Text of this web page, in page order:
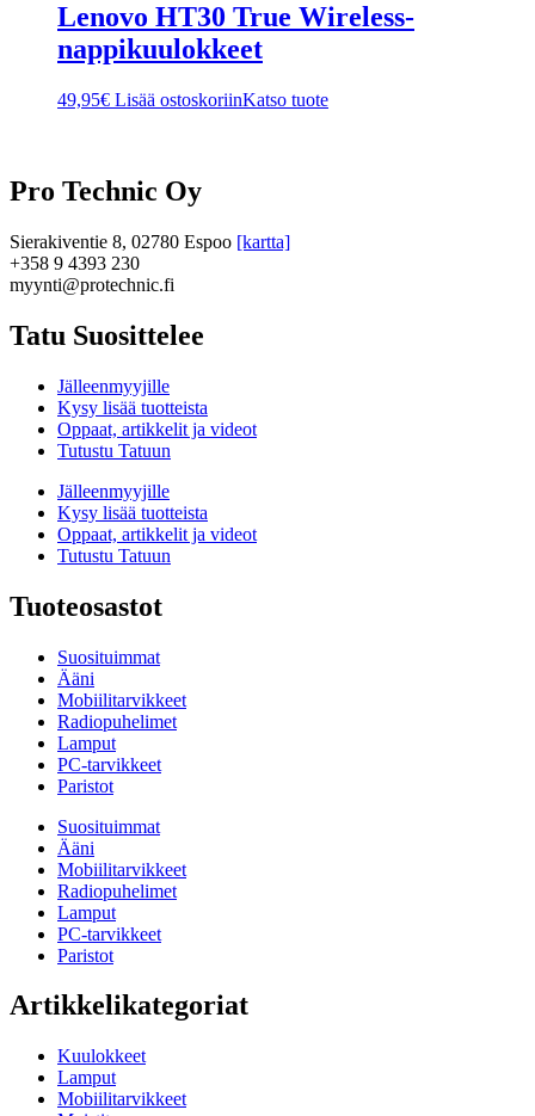
Lenovo HT30 True Wireless-
nappikuulokkeet
49,95€ Lisää ostoskoriinKatso tuote
Pro Technic Oy
Sierakiventie 8, 02780 Espoo [kartta]
+358 9 4393 230
myynti@protechnic.fi
Tatu Suosittelee
Jälleenmyyjille
Kysy lisää tuotteista
Oppaat, artikkelit ja videot
Tutustu Tatuun
Jälleenmyyjille
Kysy lisää tuotteista
Oppaat, artikkelit ja videot
Tutustu Tatuun
Tuoteosastot
Suosituimmat
Ääni
Mobiilitarvikkeet
Radiopuhelimet
Lamput
PC-tarvikkeet
Paristot
Suosituimmat
Ääni
Mobiilitarvikkeet
Radiopuhelimet
Lamput
PC-tarvikkeet
Paristot
Artikkelikategoriat
Kuulokkeet
Lamput
Mobiilitarvikkeet